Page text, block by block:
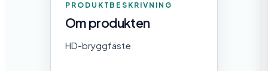
i
n
g
PRODUKTBESKRIVNING
Om produkten
HD-bryggfäste